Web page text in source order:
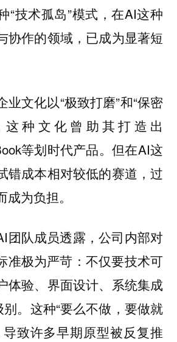
“技术孤岛”模式，在AI这种
协作的领域，已成为显著短
业文化以“极致打磨”和“保密
种文化曾助其打造出
等划时代产品。但在AI这
错成本相对较低的赛道，过
为负担。
团队成员透露，公司内部对
准极为严苛：不仅要技术可
体验、界面设计、系统集成
别。这种“要么不做，要做就
致许多早期原型被反复推